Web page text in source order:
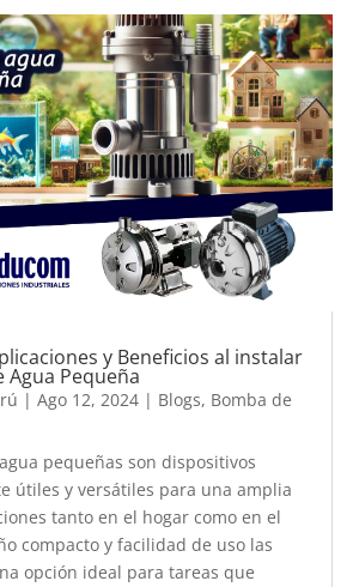
y Beneficios al instalar
Agua Pequeña
|Ago 12, 2024 | Blogs, Bomba de
pequeñas son dispositivos
útiles y versátiles para una amplia
tanto en el hogar como en el
compacto y facilidad de uso las
opción ideal para tareas que